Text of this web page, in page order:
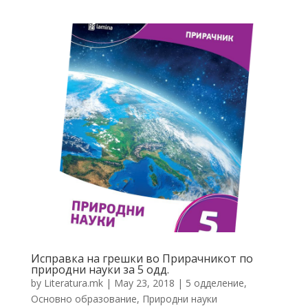
Исправка на грешки во Прирачникот по
природни науки за 5 одд.
by Literatura.mk| May 23, 2018 | 5 одделение,
Основно образование, Природни науки